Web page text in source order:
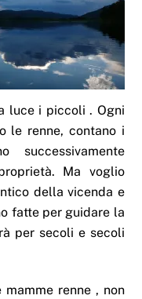
luce i piccoli . Ogni
le renne, contano i
Ma voglio
della vicenda e
fatte per guidare la
per secoli e secoli
renne , non